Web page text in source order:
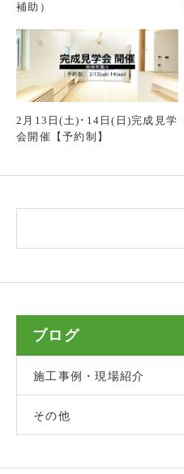
補助）
2月13日(土)･14日(日)完成見学
会開催【予約制】
ブログ
施工事例・現場紹介
その他